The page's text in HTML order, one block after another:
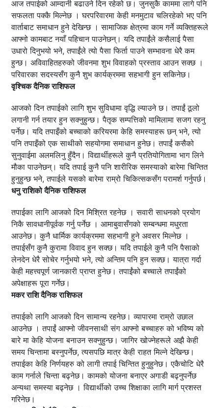
आज तपाईको आम्दानी बढाउने दिन रहेको छ। जुनसुकै काममा लागे पनि
सफलता पक्कै मिल्नेछ । घरपरिवारमा केही मनमुटाव चलिरहेको भए पनि
वार्ताबाट समाधान हुने देखिन्छ । सामाजिक क्षेत्रमा काम गर्ने व्यक्तिहरूले
आफ्नो कामबाट नयाँ पहिचान पाउनेछन्। यदि तपाईंले कसैलाई पैसा
उधारो दिनुभयो भने, तपाईंले त्यो पैसा फिर्ता पाउने सम्भावना धेरै कम
हुन्छ। अविवाहितहरुको जीवनमा शुभ विवाहको प्रस्ताव आउन सक्छ ।
परिवारका सदस्यसँग कुनै शुभ कार्यक्रममा सहभागी हुन सकिनेछ।
वृश्चिक दैनिक राशिफल
आजको दिन तपाईको लागि शुभ सुविधामा वृद्धि ल्याउने छ। तपाईं ठूलो
लगानी गर्न तयार हुन सक्नुहुन्छ। पैतृक सम्पत्तिको मामिलामा सजग रहनु
पर्नेछ। यदि तपाइँको बच्चाको करियरमा केहि समस्याहरू छन् भने, त्यो
पनि तपाइँको एक साथीको सहयोगमा समाधान हुनेछ। तपाईं कसैको
सुनुवाईमा अलमलिनु हुँदैन। विद्यार्थीहरूले कुनै प्रतियोगितामा भाग लिने
मौका पाउनेछन्। यदि तपाई कुनै पनि शारीरिक समस्याको बारेमा चिन्तित
हुनुहुन्छ भने, तपाईले यसको बारेमा राम्रो चिकित्सकसँग परामर्श गर्नुपर्छ।
धनु राशिको दैनिक राशिफल
तपाईका लागि आजको दिन मिश्रित रहनेछ । सवारी साधनको प्रयोग
निकै सावधानीपूर्वक गर्नु पर्नेछ । आमाबुवासँगको सम्बन्धमा मधुरता
आउनेछ। कुनै धार्मिक कार्यक्रममा सहभागी हुने अवसर मिल्नेछ ।
तपाईसँग कुनै कुरामा विवाद हुन सक्छ। यदि तपाईले कुनै पनि पैसाको
लेनदेन धेरै सोचेर गर्नुभयो भने, त्यो अन्तिम पनि हुन सक्छ। यात्रा गर्दा
केही महत्त्वपूर्ण जानकारी प्राप्त हुनेछ। तपाईंको बच्चाले तपाईंको
अपेक्षाहरू पूरा गर्नेछ।
मकर राशि दैनिक राशिफल
तपाईको लागि आजको दिन सामान्य रहनेछ। व्यापारमा राम्रो उछाल
आउनेछ । तपाईं आफ्नो जीवनसाथी संग आफ्नो बच्चाहरु को भविष्य को
बारे मा केहि योजना बनाउन सक्नुहुन्छ। जागिर खोज्नेहरूले अझै केही
समय चिन्तामा बस्नुपर्नेछ, त्यसपछि मात्र केही राहत मिल्ने देखिन्छ।
तपाईका केहि निर्णयहरु को लागी तपाई चिन्तित हुनुहुनेछ। एकैचोटि धेरै
काम गर्नाले चिन्ता बढ्नेछ। कामको योजना बनाएर अगाडी बढ्नुपर्नेछ
अन्यथा समस्या बढ्नेछ । विद्यार्थीको उच्च शिक्षाका लागि मार्ग प्रशस्त
गरिनेछ।